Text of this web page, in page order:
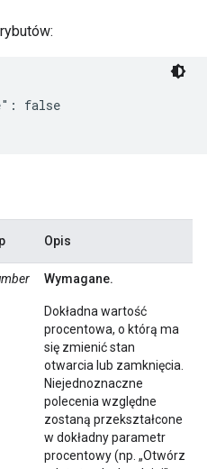
false
Opis
Wymagane.
Dokładna wartość
procentowa, o którą ma
się zmienić stan
otwarcia lub zamknięcia.
Niejednoznaczne
polecenia względne
zostaną przekształcone
w dokładny parametr
procentowy (np. „Otwórz